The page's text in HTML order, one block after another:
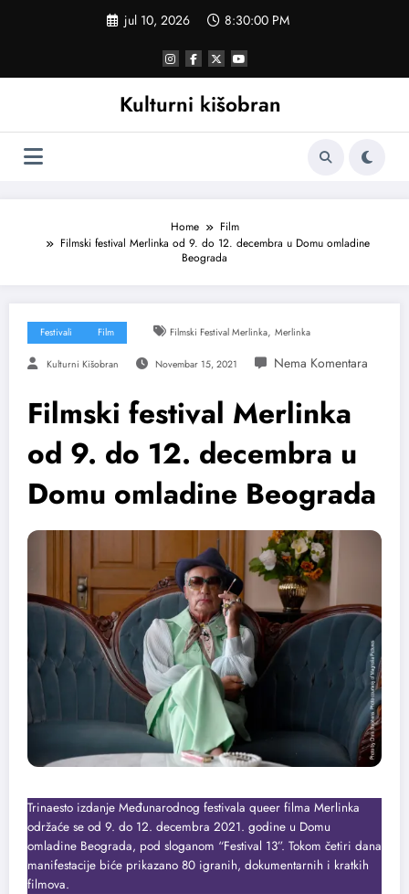
jul 10, 2026 8:30:01 PM
Kulturni kišobran
Home
Film
Filmski festival Merlinka od 9. do 12. decembra u Domu omladine
Beograda
Festivali Film Filmski Festival Merlinka, Merlinka
Kulturni Kišobran Novembar 15, 2021
Filmski festival Merlinka
od 9. do 12. decembra u
Domu omladine Beograda
Trinaesto izdanje Međunarodnog festivala queer filma Merlinka
održaće se od 9. do 12. decembra 2021. godine u Domu
omladine Beograda, pod sloganom “Festival 13”. Tokom četiri dana
manifestacije biće prikazano 80 igranih, dokumentarnih i kratkih
filmova.